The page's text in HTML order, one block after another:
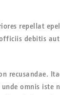
repellat
debitis
recusandae.
omnis iste